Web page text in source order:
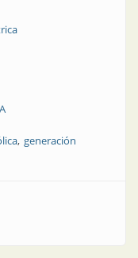
generación
renovable en